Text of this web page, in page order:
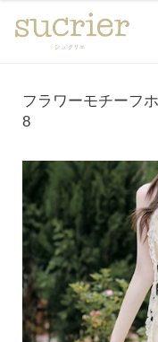
フラワーモチーフ
8